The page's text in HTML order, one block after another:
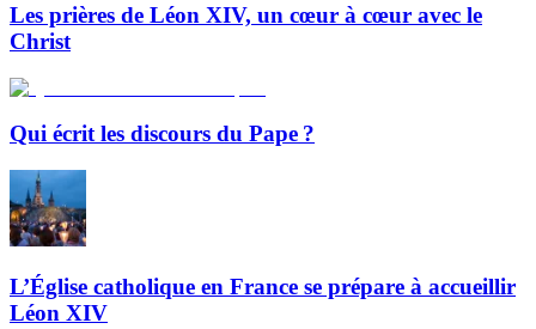
Les prières de Léon XIV, un cœur à cœur avec le
Christ
Qui écrit les discours du Pape ?
L’Église catholique en France se prépare à accueillir
Léon XIV